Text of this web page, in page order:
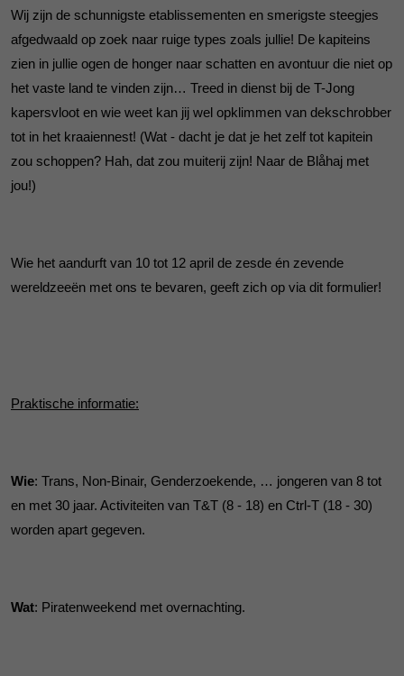
Wij zijn de schunnigste etablissementen en smerigste steegjes
afgedwaald op zoek naar ruige types zoals jullie! De kapiteins
zien in jullie ogen de honger naar schatten en avontuur die niet op
het vaste land te vinden zijn… Treed in dienst bij de T-Jong
kapersvloot en wie weet kan jij wel opklimmen van dekschrobber
tot in het kraaiennest! (Wat - dacht je dat je het zelf tot kapitein
zou schoppen? Hah, dat zou muiterij zijn! Naar de Blåhaj met
jou!)
Wie het aandurft van 10 tot 12 april de zesde én zevende
wereldzeeën met ons te bevaren, geeft zich op via dit formulier!
Praktische informatie:
Wie: Trans, Non-Binair, Genderzoekende, … jongeren van 8 tot
en met 30 jaar. Activiteiten van T&T (8 - 18) en Ctrl-T (18 - 30)
worden apart gegeven.
Wat: Piratenweekend met overnachting.